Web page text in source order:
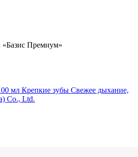
«Базис Премиум»
мл Крепкие зубы Свежее дыхание,
Co., Ltd.